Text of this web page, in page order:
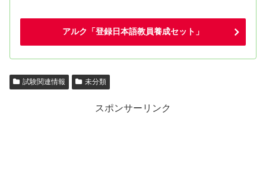
アルク「登録日本語教員養成セット」
試験関連情報 未分類
スポンサーリンク